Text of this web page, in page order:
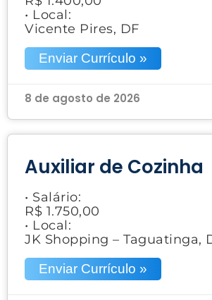
• Local:
Vicente Pires, DF
Enviar Currículo »
8 de agosto de 2026
Auxiliar de Cozinha
• Salário:
R$ 1.750,00
• Local:
JK Shopping – Taguatinga,
Enviar Currículo »